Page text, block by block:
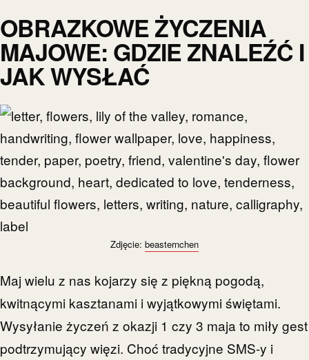
OBRAZKOWE ŻYCZENIA
MAJOWE: GDZIE ZNALEŹĆ I
JAK WYSŁAĆ
Zdjęcie: beasternchen
Maj wielu z nas kojarzy się z piękną pogodą,
kwitnącymi kasztanami i wyjątkowymi świętami.
Wysyłanie życzeń z okazji 1 czy 3 maja to miły gest
podtrzymujący więzi. Choć tradycyjne SMS-y i